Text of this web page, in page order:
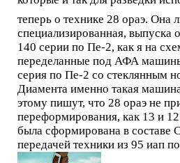
теперь о технике 28 ораэ. Она
специализированная, выпуска
140 серии по Пе-2, как я на
переделанные под АФА
серия по Пе-2 со стеклянным
Диамента именно такая
этому пишут, что 28 ораэ не
переформирования, как 13 и
была сформирована в составе
передачей техники из 95 иап